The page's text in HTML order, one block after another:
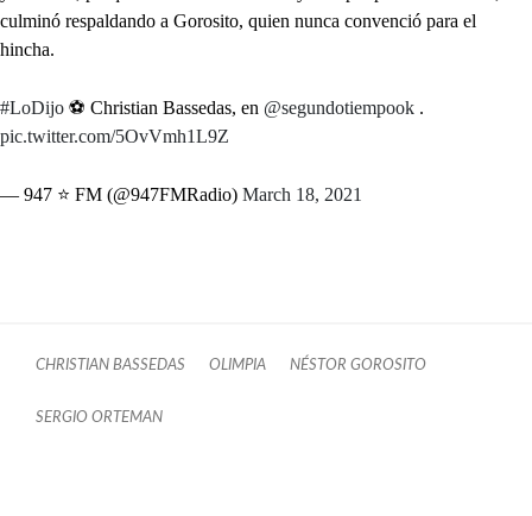
culminó respaldando a Gorosito, quien nunca convenció para el
hincha.
#LoDijo ⚽ Christian Bassedas, en @segundotiempook .
pic.twitter.com/5OvVmh1L9Z
— 947 ⭐ FM (@947FMRadio) March 18, 2021
CHRISTIAN BASSEDAS OLIMPIA NÉSTOR GOROSITO
SERGIO ORTEMAN